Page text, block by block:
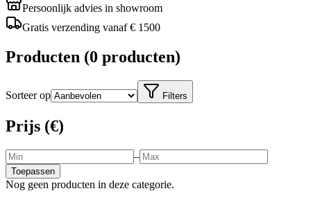
Persoonlijk advies in showroom
Gratis verzending vanaf € 1500
Producten (0 producten)
Sorteer op Filters
Prijs (€)
–
Toepassen
Nog geen producten in deze categorie.